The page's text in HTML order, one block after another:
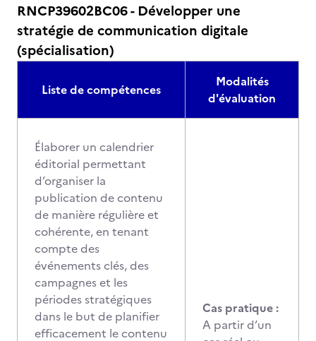
RNCP39602BC06 - Développer une
stratégie de communication digitale
(spécialisation)
Liste de compétences
Modalités
d'évaluation
Élaborer un calendrier
éditorial permettant
d’organiser la
publication de contenu
de manière régulière et
cohérente, en tenant
compte des
événements clés, des
campagnes et les
périodes stratégiques
dans le but de planifier
efficacement le contenu
Cas pratique :
A partir d’un